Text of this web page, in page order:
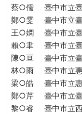
民。
WAGOR
蔡○儒
臺中市立
鄭○雯
臺中市立
王○嫻
臺中市立
賴○聿
臺中市立
陳○亘
臺中市立
林○雨
臺中市立
梁○皓
臺中市立
鄭○芹
臺中市立
黎○睿
臺中市立